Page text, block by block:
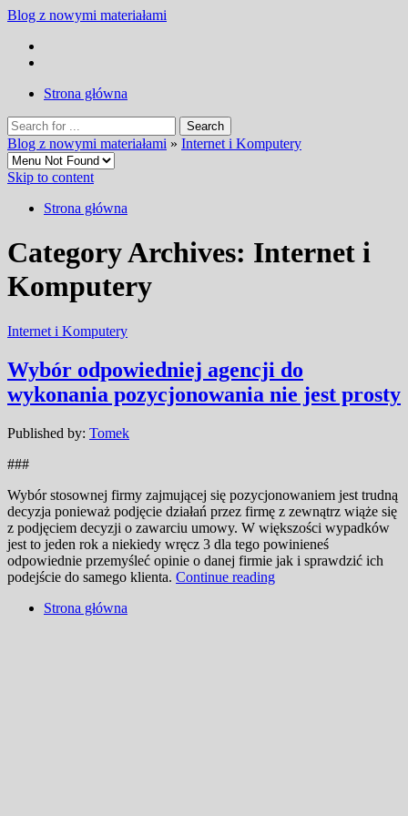
Blog z nowymi materiałami
Strona główna
Blog z nowymi materiałami » Internet i Komputery
Skip to content
Strona główna
Category Archives: Internet i
Komputery
Internet i Komputery
Wybór odpowiedniej agencji do
wykonania pozycjonowania nie jest prosty
Published by: Tomek
###
Wybór stosownej firmy zajmującej się pozycjonowaniem jest trudną
decyzja ponieważ podjęcie działań przez firmę z zewnątrz wiąże się
z podjęciem decyzji o zawarciu umowy. W większości wypadków
jest to jeden rok a niekiedy wręcz 3 dla tego powinieneś
odpowiednie przemyśleć opinie o danej firmie jak i sprawdzić ich
podejście do samego klienta. Continue reading
Strona główna